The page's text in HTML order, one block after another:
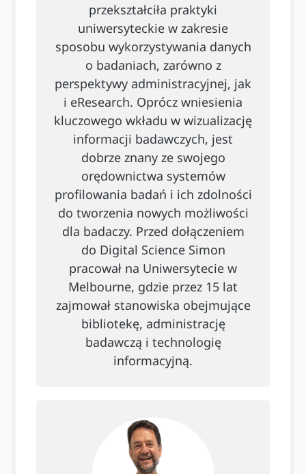
przekształciła praktyki
uniwersyteckie w zakresie
sposobu wykorzystywania danych
o badaniach, zarówno z
perspektywy administracyjnej, jak
i eResearch. Oprócz wniesienia
kluczowego wkładu w wizualizację
informacji badawczych, jest
dobrze znany ze swojego
orędownictwa systemów
profilowania badań i ich zdolności
do tworzenia nowych możliwości
dla badaczy. Przed dołączeniem
do Digital Science Simon
pracował na Uniwersytecie w
Melbourne, gdzie przez 15 lat
zajmował stanowiska obejmujące
bibliotekę, administrację
badawczą i technologię
informacyjną.